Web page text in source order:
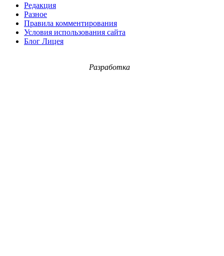
Редакция
Разное
Правила комментирования
Условия использования сайта
Блог Лицея
Разработка